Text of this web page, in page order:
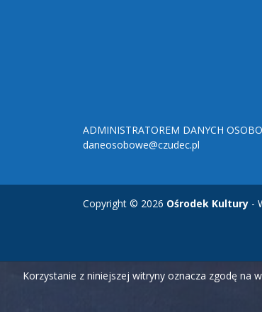
ADMINISTRATOREM DANYCH
daneosobowe@czudec.pl
Copyright © 2026 Ośrodek Kultury -
Korzystanie z niniejszej witryny oznacza zgodę na